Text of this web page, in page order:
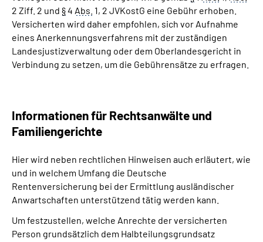
2 Ziff. 2 und §4 Abs. 1, 2 JVKostG eine Gebühr erhoben.
Versicherten wird daher empfohlen, sich vor Aufnahme
eines Anerkennungsverfahrens mit der zuständigen
Landesjustizverwaltung oder dem Oberlandesgericht in
Verbindung zu setzen, um die Gebührensätze zu erfragen.
Informationen für Rechtsanwälte und
Familiengerichte
Hier wird neben rechtlichen Hinweisen auch erläutert, wie
und in welchem Umfang die Deutsche
Rentenversicherung bei der Ermittlung ausländischer
Anwartschaften unterstützend tätig werden kann.
Um festzustellen, welche Anrechte der versicherten
Person grundsätzlich dem Halbteilungsgrundsatz